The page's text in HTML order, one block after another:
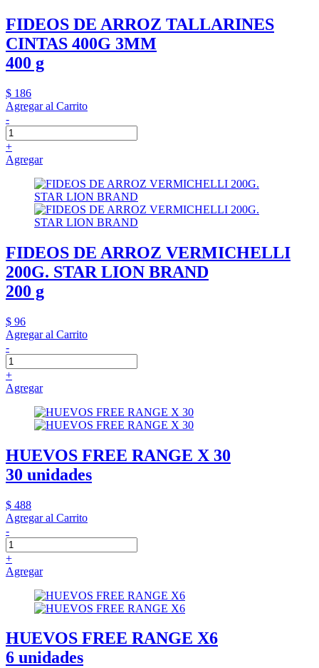
FIDEOS DE ARROZ TALLARINES
CINTAS 400G 3MM
400 g
$ 186
Agregar al Carrito
-
+
Agregar
FIDEOS DE ARROZ VERMICHELLI
200G. STAR LION BRAND
200 g
$ 96
Agregar al Carrito
-
+
Agregar
HUEVOS FREE RANGE X 30
30 unidades
$ 488
Agregar al Carrito
-
+
Agregar
HUEVOS FREE RANGE X6
6 unidades